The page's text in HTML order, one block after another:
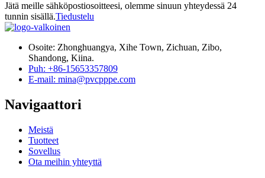
Jätä meille sähköpostiosoitteesi, olemme sinuun yhteydessä 24
tunnin sisällä.Tiedustelu
Osoite: Zhonghuangya, Xihe Town, Zichuan, Zibo,
Shandong, Kiina.
Puh: +86-15653357809
E-mail: mina@pvcpppe.com
Navigaattori
Meistä
Tuotteet
Sovellus
Ota meihin yhteyttä